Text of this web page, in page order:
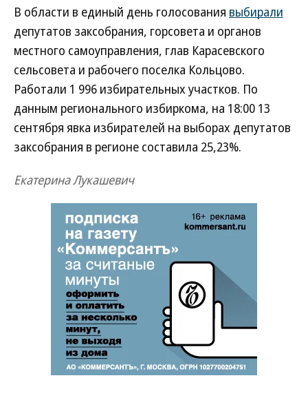
В области в единый день голосования выбирали
депутатов заксобрания, горсовета и органов
местного самоуправления, глав Карасевского
сельсовета и рабочего поселка Кольцово.
Работали 1 996 избирательных участков. По
данным регионального избиркома, на 18:00 13
сентября явка избирателей на выборах депутатов
заксобрания в регионе составила 25,23%.
Екатерина Лукашевич